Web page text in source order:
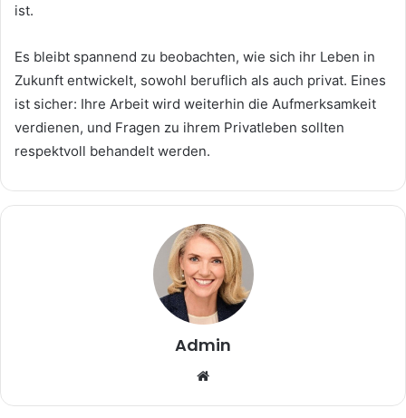
ist.
Es bleibt spannend zu beobachten, wie sich ihr Leben in
Zukunft entwickelt, sowohl beruflich als auch privat. Eines
ist sicher: Ihre Arbeit wird weiterhin die Aufmerksamkeit
verdienen, und Fragen zu ihrem Privatleben sollten
respektvoll behandelt werden.
Admin